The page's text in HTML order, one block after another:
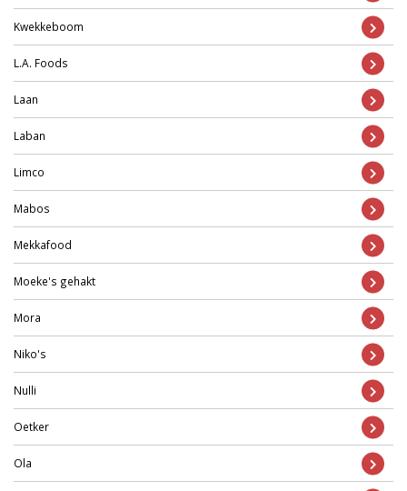
Kwekkeboom
L.A. Foods
Laan
Laban
Limco
Mabos
Mekkafood
Moeke's gehakt
Mora
Niko's
Nulli
Oetker
Ola